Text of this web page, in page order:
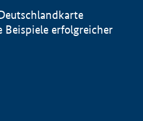
erfolgreicher